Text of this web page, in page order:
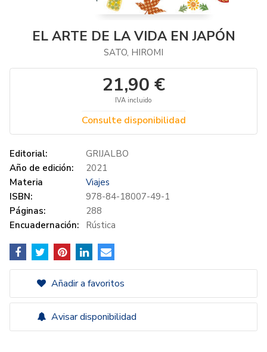
EL ARTE DE LA VIDA EN JAPÓN
SATO, HIROMI
21,90 €
IVA incluido
Consulte disponibilidad
Editorial:
GRIJALBO
Año de edición:
2021
Materia
Viajes
ISBN:
978-84-18007-49-1
Páginas:
288
Encuadernación:
Rústica
Añadir a favoritos
Avisar disponibilidad